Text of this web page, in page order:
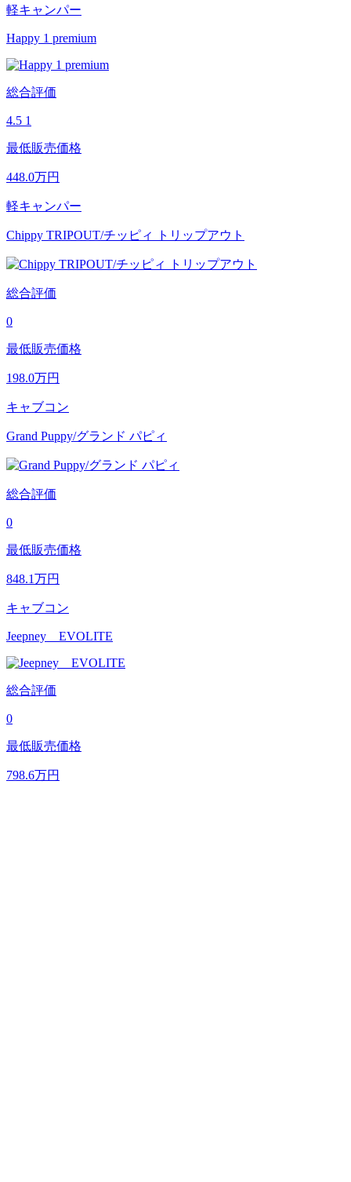
軽キャンパー
Happy 1 premium
総合評価
4.5 1
最低販売価格
448.0万円
軽キャンパー
Chippy TRIPOUT/チッピィ トリップアウト
総合評価
0
最低販売価格
198.0万円
キャブコン
Grand Puppy/グランド パピィ
総合評価
0
最低販売価格
848.1万円
キャブコン
Jeepney EVOLITE
総合評価
0
最低販売価格
798.6万円